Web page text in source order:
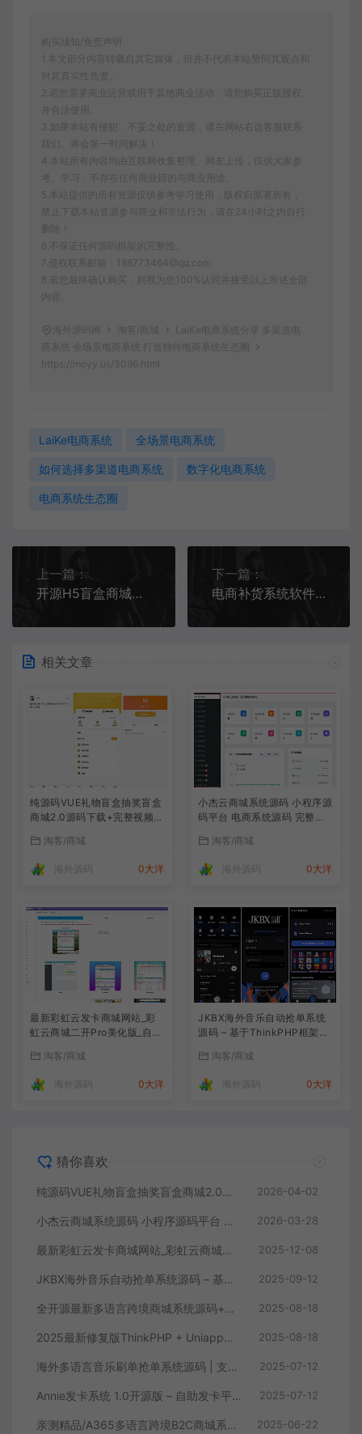
购买须知/免责声明
1.本文部分内容转载自其它媒体，但并不代表本站赞同其观点和
对其真实性负责。
2.若您需要商业运营或用于其他商业活动，请您购买正版授权
并合法使用。
3.如果本站有侵犯、不妥之处的资源，请在网站右边客服联系
我们。将会第一时间解决！
4.本站所有内容均由互联网收集整理、网友上传，仅供大家参
考、学习，不存在任何商业目的与商业用途。
5.本站提供的所有资源仅供参考学习使用，版权归原著所有，
禁止下载本站资源参与商业和非法行为，请在24小时之内自行
删除！
6.不保证任何源码框架的完整性。
7.侵权联系邮箱：188773464@qq.com
8.若您最终确认购买，则视为您100%认同并接受以上所述全部
内容。
海外源码网 淘客/商城
LaiKe电商系统分享 多渠道电
商系统 全场景电商系统 打造独特电商系统生态圈
https://moyy.us/3096.html
LaiKe电商系统 全场景电商系统
如何选择多渠道电商系统 数字化电商系统
电商系统生态圈
上一篇：
开源H5盲盒商城源码系统4.0+vue+TP5php框架开发开源网站+安装教程
下一篇：
电商补货系统软件 + 补单系统源码 定制开发 | 支持微商代理模式
相关文章
纯源码VUE礼物盲盒抽奖盲盒
商城2.0源码下载+完整视频教
淘客/商城
海外源码 0大洋
小杰云商城系统源码 小程序源
码平台 电商系统源码 完整版
淘客/商城
海外源码 0大洋
最新彩虹云发卡商城网站_彩
虹云商城二开Pro美化版_自动
淘客/商城
海外源码 0大洋
JKBX海外音乐自动抢单系统
源码 – 基于ThinkPHP框架的
淘客/商城
海外源码 0大洋
猜你喜欢
纯源码VUE礼物盲盒抽奖盲盒商城2.0源码下载+完整视频教程 2026-04-02
小杰云商城系统源码 小程序源码平台 电商系统源码 完整版 全开源 2026-03-28
最新彩虹云发卡商城网站_彩虹云商城二开Pro美化版_自动发卡源码系统 2025-12-08
JKBX海外音乐自动抢单系统源码 – 基于ThinkPHP框架的高效音乐推广接单平台 2025-09-12
全开源最新多语言跨境商城系统源码+搭建教程 2025-08-18
2025最新修复版ThinkPHP + Uniapp多端商城系统源码，支持全平台（H5+小程序+App） 2025-08-18
海外多语言音乐刷单抢单系统源码 | 支持连单卡单+叠加组规则+打针功能 | 前端HTML+后端PHP 2025-07-12
Annie发卡系统 1.0开源版 – 自助发卡平台源码下载 2025-07-12
亲测精品/A365多语言跨境B2C商城系统 – 支持多商户、多币种与多种支付方式 2025-06-22